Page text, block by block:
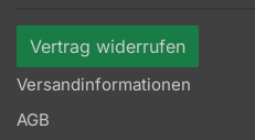
Vertrag widerrufen
Versandinformationen
AGB